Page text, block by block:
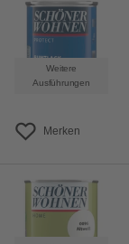
Weitere
Ausführungen
Merken